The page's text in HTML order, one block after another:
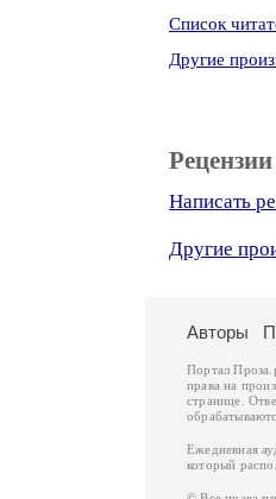
Список
Другие
Рецензии
Написать
Другие
Авторы
Портал
права на
странице.
Ежедневная
который